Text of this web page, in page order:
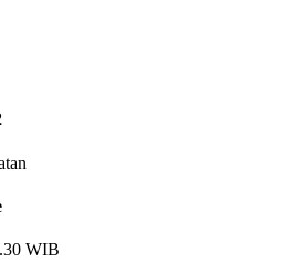
WIB